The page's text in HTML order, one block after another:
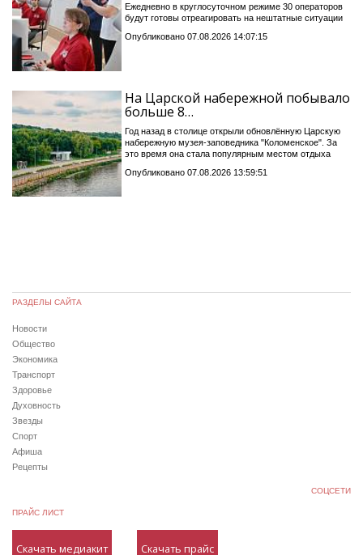
Ежедневно в круглосуточном режиме 30 операторов
будут готовы отреагировать на нештатные ситуации
Опубликовано 07.08.2026 14:07:15
На Царской набережной побывало
больше 8…
Год назад в столице открыли обновлённую Царскую
набережную музея-заповедника "Коломенское". За
это время она стала популярным местом отдыха
Опубликовано 07.08.2026 13:59:51
РАЗДЕЛЫ САЙТА
Новости
Общество
Экономика
Транспорт
Здоровье
Духовность
Звезды
Спорт
Афиша
Рецепты
СОЦСЕТИ
ПРАЙС ЛИСТ
Скачать медиакит Скачать прайс